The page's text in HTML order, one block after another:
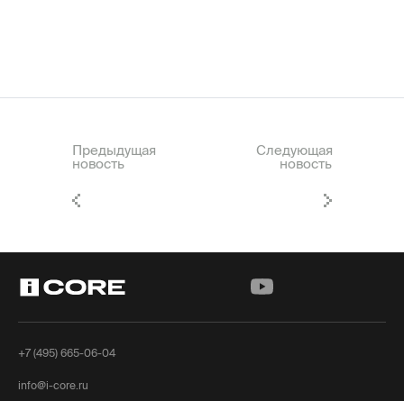
Предыдущая
новость
Следующая
новость
+7 (495) 665-06-04
info@i-core.ru